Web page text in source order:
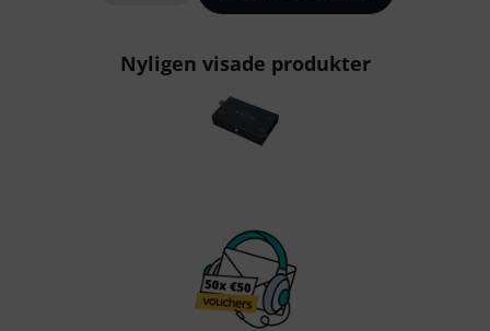
Nyligen visade produkter